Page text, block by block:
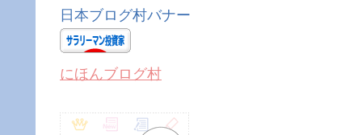
日本ブログ村バナー
にほんブログ村